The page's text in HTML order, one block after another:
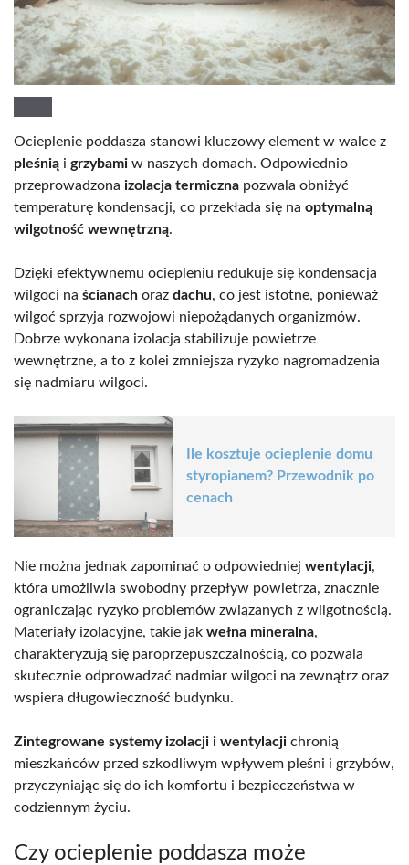
Ocieplenie poddasza stanowi kluczowy element w walce z
pleśnią i grzybami w naszych domach. Odpowiednio
przeprowadzona izolacja termiczna pozwala obniżyć
temperaturę kondensacji, co przekłada się na optymalną
wilgotność wewnętrzną.
Dzięki efektywnemu ociepleniu redukuje się kondensacja
wilgoci na ścianach oraz dachu, co jest istotne, ponieważ
wilgoć sprzyja rozwojowi niepożądanych organizmów.
Dobrze wykonana izolacja stabilizuje powietrze
wewnętrzne, a to z kolei zmniejsza ryzyko nagromadzenia
się nadmiaru wilgoci.
Ile kosztuje ocieplenie domu
styropianem? Przewodnik po
cenach
Nie można jednak zapominać o odpowiedniej wentylacji,
która umożliwia swobodny przepływ powietrza, znacznie
ograniczając ryzyko problemów związanych z wilgotnością.
Materiały izolacyjne, takie jak wełna mineralna,
charakteryzują się paroprzepuszczalnością, co pozwala
skutecznie odprowadzać nadmiar wilgoci na zewnątrz oraz
wspiera długowieczność budynku.
Zintegrowane systemy izolacji i wentylacji chronią
mieszkańców przed szkodliwym wpływem pleśni i grzybów,
przyczyniając się do ich komfortu i bezpieczeństwa w
codziennym życiu.
Czy ocieplenie poddasza może